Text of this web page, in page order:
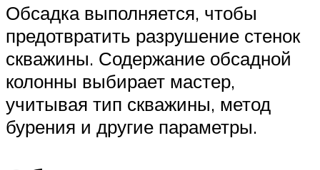
Обсадка выполняется, чтобы
предотвратить разрушение стенок
скважины. Содержание обсадной
колонны выбирает мастер,
учитывая тип скважины, метод
бурения и другие параметры.